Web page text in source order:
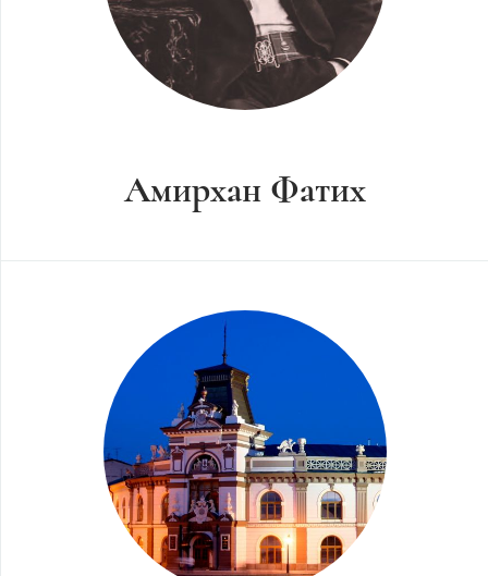
Амирхан Фатих